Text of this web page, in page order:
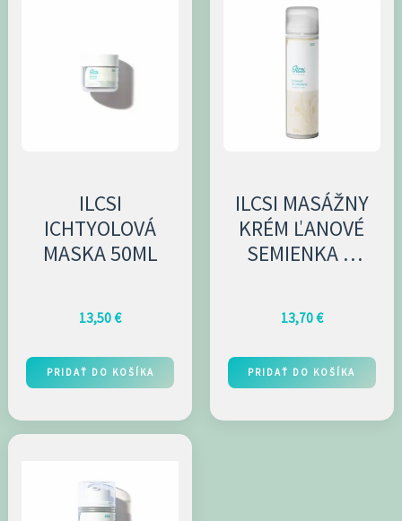
ILCSI
ICHTYOLOVÁ
MASKA 50ML
13,50€
PRIDAŤ DO KOŠÍKA
ILCSI MASÁŽNY
KRÉM ĽANOVÉ
SEMIENKA &
13,70€
PRIDAŤ DO KOŠÍKA